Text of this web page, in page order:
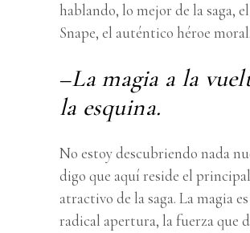
hablando, lo mejor de la saga,
Snape, el auténtico héroe moral.
–La magia a la
la esquina.
No estoy descubriendo nada
digo que aquí reside el principal
atractivo de la saga. La magia
radical apertura, la fuerza que